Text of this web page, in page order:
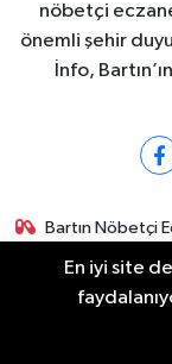
nöbetçi
önemli şehir
İnfo,
Bartın Nöbetçi
En iyi site
2
Ünsal